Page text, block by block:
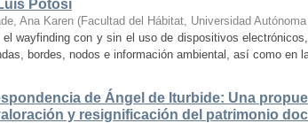
Potosí
Ana Karen (Facultad del Hábitat, Universidad
el wayfinding con y sin el uso de dispositivos
bordes, nodos e información ambiental, así como en
de Ángel de Iturbide: Una
y resignificación del patrimonio